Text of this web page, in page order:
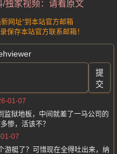
独家视频：请看原文
网址”到本站官方邮箱
保存本站官方联系邮箱！
提
交
01-07
监狱地板，中间就差了一马公司的
惨，活该不？
07
游艇了？可惜现在全得吐出来，纳